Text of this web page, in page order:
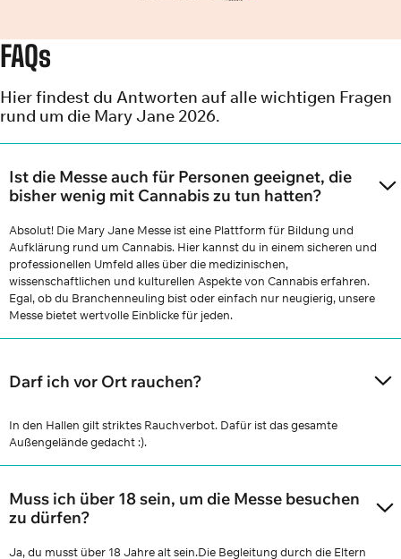
FAQs
Hier findest du Antworten auf alle wichtigen Fragen
rund um die Mary Jane 2026.
Ist die Messe auch für Personen geeignet, die
bisher wenig mit Cannabis zu tun hatten?
Absolut! Die Mary Jane Messe ist eine Plattform für Bildung und
Aufklärung rund um Cannabis. Hier kannst du in einem sicheren und
professionellen Umfeld alles über die medizinischen,
wissenschaftlichen und kulturellen Aspekte von Cannabis erfahren.
Egal, ob du Branchenneuling bist oder einfach nur neugierig, unsere
Messe bietet wertvolle Einblicke für jeden.
Darf ich vor Ort rauchen?
In den Hallen gilt striktes Rauchverbot. Dafür ist das gesamte
Außengelände gedacht :).
Muss ich über 18 sein, um die Messe besuchen
zu dürfen?
Ja, du musst über 18 Jahre alt sein.Die Begleitung durch die Eltern